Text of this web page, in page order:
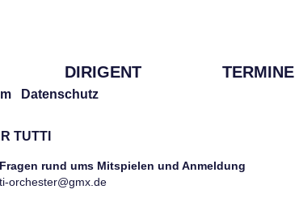
DIRIGENT TERMINE
Datenschutz
TUTTI
rund ums Mitspielen und Anmeldung
orchester@gmx.de